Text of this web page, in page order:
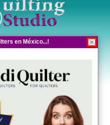
en México
en México...!